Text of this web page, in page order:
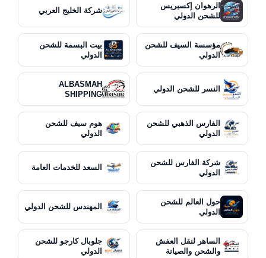
الرهوان إكسبريس
للشحن الدولي
شركة الخليج العربي
مؤسسة السيف للشحن
الدولي
بيت البسمة للشحن
الدولي
النسر للشحن الدولي
ALBASMAH
SHIPPING
الفارس الذهبي للشحن
الدولي
هوم سيف للشحن
الدولي
شركة الفارس للشحن
الدولي
السعد للخدمات العامة
حول العالم للشحن
الدولي
المهندس للشحن الدولي
الساهر لنقل العفش
والشحن والصيانة
جلوبال كارجو للشحن
الدولي